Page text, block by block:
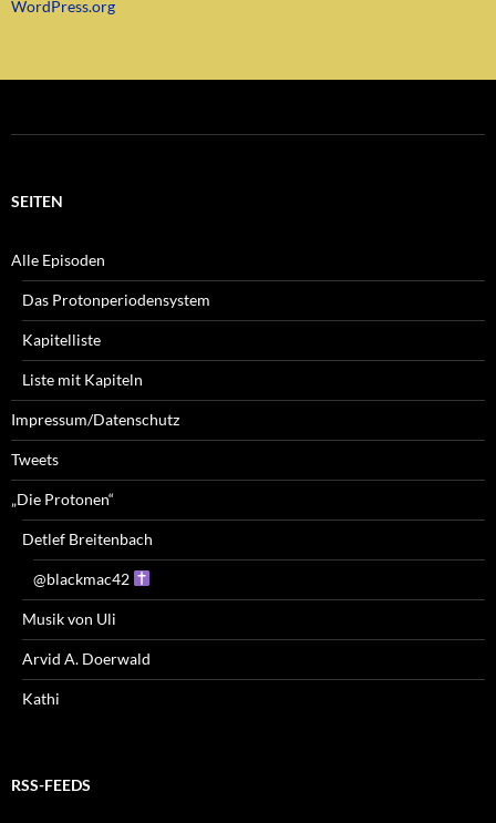
WordPress.org
SEITEN
Alle Episoden
Das Protonperiodensystem
Kapitelliste
Liste mit Kapiteln
Impressum/Datenschutz
Tweets
„Die Protonen“
Detlef Breitenbach
@blackmac42
Musik von Uli
Arvid A. Doerwald
Kathi
RSS-FEEDS